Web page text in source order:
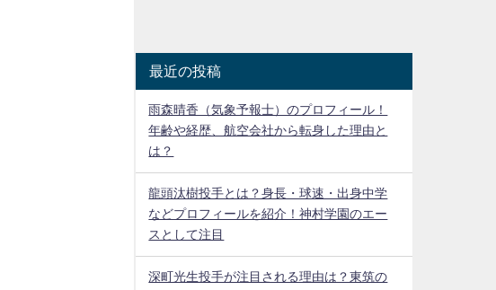
最近の投稿
雨森晴香（気象予報士）のプロフィール！
年齢や経歴、航空会社から転身した理由と
は？
龍頭汰樹投手とは？身長・球速・出身中学
などプロフィールを紹介！神村学園のエー
スとして注目
深町光生投手が注目される理由は？東筑の